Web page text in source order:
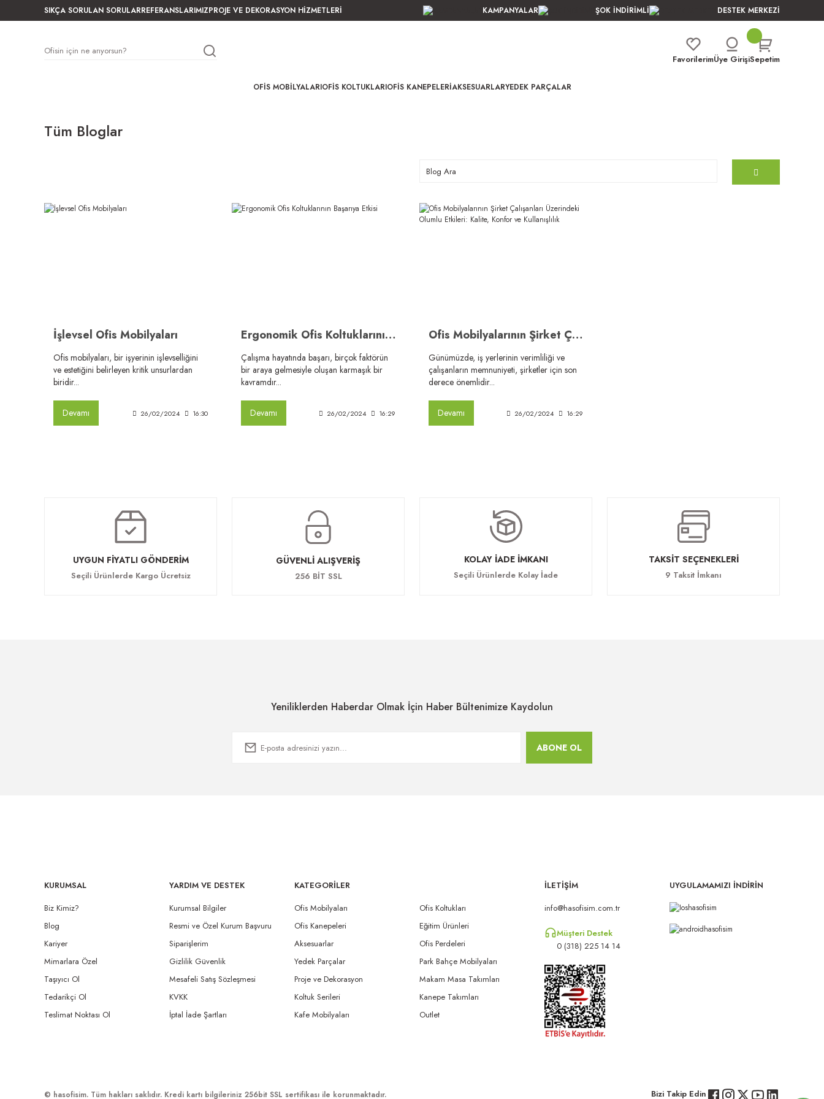
SIKÇA SORULAN SORULARREFERANSLARIMIZPROJE VE DEKORASYON HİZMETLERİ KAMPANYALAR ŞOK İNDİRİMLİ DESTEK MERKEZİ
FavorilerimÜye GirişiSepetim
OFIS MOBILYALARIOFIS KOLTUKLARIOFIS KANEPELERIAKSESUARLARYEDEK PARÇALAR
Tüm Bloglar
İşlevsel Ofis Mobilyaları
Ofis mobilyaları, bir işyerinin işlevselliğini
ve estetiğini belirleyen kritik unsurlardan
biridir...
Devamı 26/02/2024 16:30
Ergonomik Ofis Koltuklarının Başarıya Etkisi
Çalışma hayatında başarı, birçok faktörün
bir araya gelmesiyle oluşan karmaşık bir
kavramdır...
Devamı 26/02/2024 16:29
Ofis Mobilyalarının Şirket Çalışanları Üzerindeki Olumlu Etkileri: Kalite, Konfor ve Kullanışlılık
Günümüzde, iş yerlerinin verimliliği ve
çalışanların memnuniyeti, şirketler için son
derece önemlidir...
Devamı 26/02/2024 16:29
UYGUN FİYATLI GÖNDERİM
Seçili Ürünlerde Kargo Ücretsiz
GÜVENLİ ALIŞVERİŞ
256 BİT SSL
KOLAY İADE İMKANI
Seçili Ürünlerde Kolay İade
TAKSİT SEÇENEKLERİ
9 Taksit İmkanı
Yeniliklerden Haberdar Olmak İçin Haber Bültenimize Kaydolun
ABONE OL
KURUMSAL
Biz Kimiz?
Blog
Kariyer
Mimarlara Özel
Taşıyıcı Ol
Tedarikçi Ol
Teslimat Noktası Ol
YARDIM VE DESTEK
Kurumsal Bilgiler
Resmi ve Özel Kurum Başvuru
Siparişlerim
Gizlilik Güvenlik
Mesafeli Satış Sözleşmesi
KVKK
İptal İade Şartları
KATEGORİLER
Ofis Mobilyaları
Ofis Koltukları
Ofis Kanepeleri
Eğitim Ürünleri
Aksesuarlar
Ofis Perdeleri
Yedek Parçalar
Park Bahçe Mobilyaları
Proje ve Dekorasyon
Makam Masa Takımları
Koltuk Serileri
Kanepe Takımları
Kafe Mobilyaları
Outlet
İLETİŞİM
info@hasofisim.com.tr
Müşteri Destek
0 (318) 225 14 14
UYGULAMAMIZI İNDİRİN
© hasofisim. Tüm hakları saklıdır. Kredi kartı bilgileriniz 256bit SSL sertifikası ile korunmaktadır. Bizi Takip Edin